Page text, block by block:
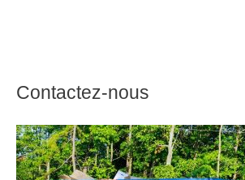
Contactez-nous